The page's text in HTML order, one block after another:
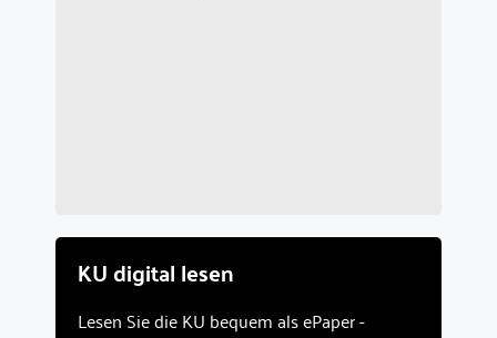
KU digital lesen
Lesen Sie die KU bequem als ePaper -